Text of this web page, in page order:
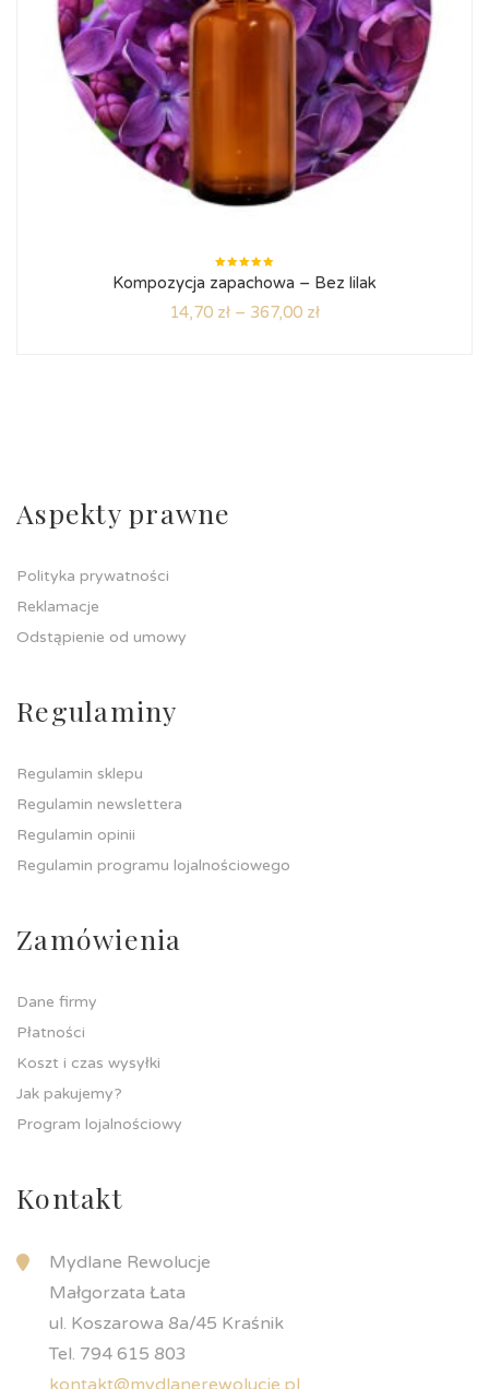
Oceniono
5.00na
Kompozycja zapachowa – Bez lilak
14,70 zł – 367,00 zł
Aspekty prawne
Polityka prywatności
Reklamacje
Odstąpienie od umowy
Regulaminy
Regulamin sklepu
Regulamin newslettera
Regulamin opinii
Regulamin programu lojalnościowego
Zamówienia
Dane firmy
Płatności
Koszt i czas wysyłki
Jak pakujemy?
Program lojalnościowy
Kontakt
Mydlane Rewolucje
Małgorzata Łata
ul. Koszarowa 8a/45 Kraśnik
Tel. 794 615 803
kontakt@mydlanerewolucje.pl